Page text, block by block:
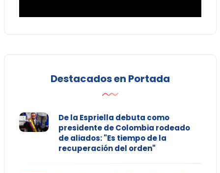
Destacados en Portada
De la Espriella debuta como
presidente de Colombia rodeado
de aliados: "Es tiempo de la
recuperación del orden"